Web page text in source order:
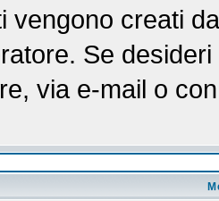
vengono creati
Se
via e-mail o